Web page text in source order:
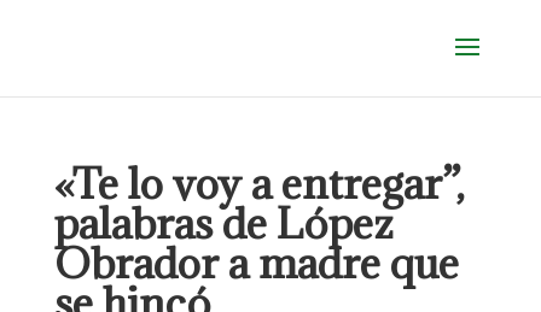
«Te lo voy a entregar”,
palabras de López
Obrador a madre que